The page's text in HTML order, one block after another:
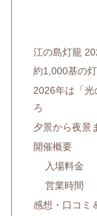
江の島灯籠
約1,000基の
2026年は「光
ろ
夕景から夜景
開催概要
入場料金
営業時間
感想・口コミ